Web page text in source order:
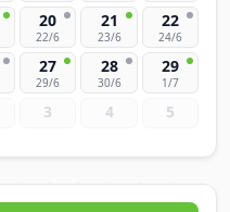
20
22/6
21
23/6
22
24/6
27
29/6
28
30/6
29
1/7
3 4 5